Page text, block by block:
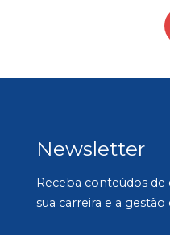
Newsletter
Receba conteúdos de
sua carreira e a gestão